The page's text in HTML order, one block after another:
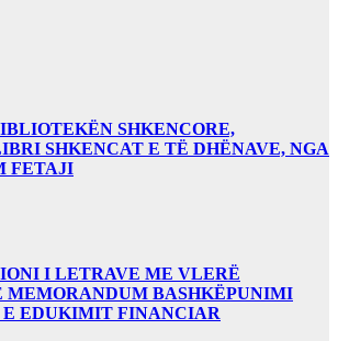
SHKENCORE,
SHKENCAT E TË DHËNAVE, NGA
FETAJI
I LETRAVE ME VLERË
MEMORANDUM BASHKËPUNIMI
E EDUKIMIT FINANCIAR